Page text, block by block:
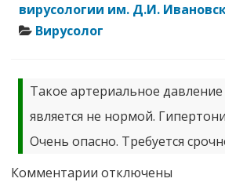
вирусологии им. Д.И.
Вирусолог
Такое артериальное давление
является не нормой.
Очень опасно. Требуется
Комментарии котключены